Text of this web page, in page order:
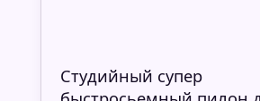
Студийный супер